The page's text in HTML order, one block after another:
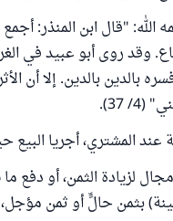
الله: "قال ابن المنذر:
وقد روى أبو عبيد في
بالدين بالدين. إلا
37).
المشتري، أجريا البيع
لزيادة الثمن، أو دفع
بثمن حالٍّ أو ثمن